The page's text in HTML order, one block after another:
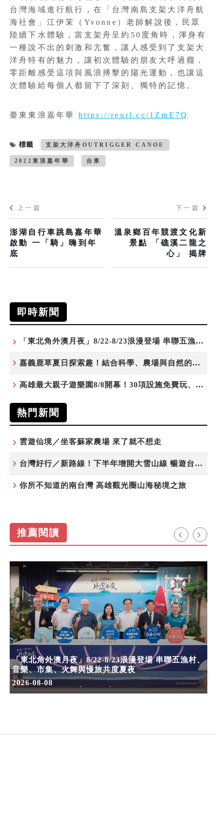
台灣海域進行航行，在「台灣南島支架大洋舟航
海社會」江伊茉（Yvonne）老師解說後，民眾
陸續下水體驗，當支架舟呈約50度角時，渾身有
一種說不出的刺激和亢奮，讓人感受到了支架大
洋舟特有的魅力，讓初次體驗的朋友大呼過癮，
零距離感受這項與風浪搏擊的陽光運動，也讓這
次體驗給每個人都留下了深刻、獨特的記憶。
臺東東浪嘉年華 https://reurl.cc/1ZmE7Q
標籤 支架大洋舟OUTRIGGER CANOE
2022東浪嘉年華 台東
上一篇
澎湖自行車跳島嘉年華
啟動 一「騎」嗨到年
底
下一篇
溫泉鄉百年競渡文化新
景點 「礁溪二龍之
心」 揭牌
即時新聞
「東北角外澳月夜」8/22-8/23浪漫登場 串聯五漁村、音樂、市集、火舞與慢旅共度夏夜
嘉義鹿草夏日探索趣！結合科學、農場與自然的親子小旅行
高雄最大親子遊樂園8/8開幕！30項設施免費玩、YOYO家族嗨翻暑假
熱門新聞
雲遊仙境／坐客蘇家農場 來了就不想走
台灣好行／新路線！下半年增開大雪山線 暢遊台中更便利
你所不知道的南台灣 高雄觀光圈山海秘境之旅
推薦閱讀
「東北角外澳月夜」8/22-8/23浪漫登場 串聯五漁村、
音樂、市集、火舞與慢旅共度夏夜
2026-08-08